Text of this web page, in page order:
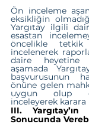
Ön inceleme
eksikliğin
Yargıtay ilgili
esastan
öncelikle tetkik
incelenerek
daire heyetine
aşamada
başvurusunun
önüne gelen
uygun olup
inceleyerek karara
III.
Sonucunda